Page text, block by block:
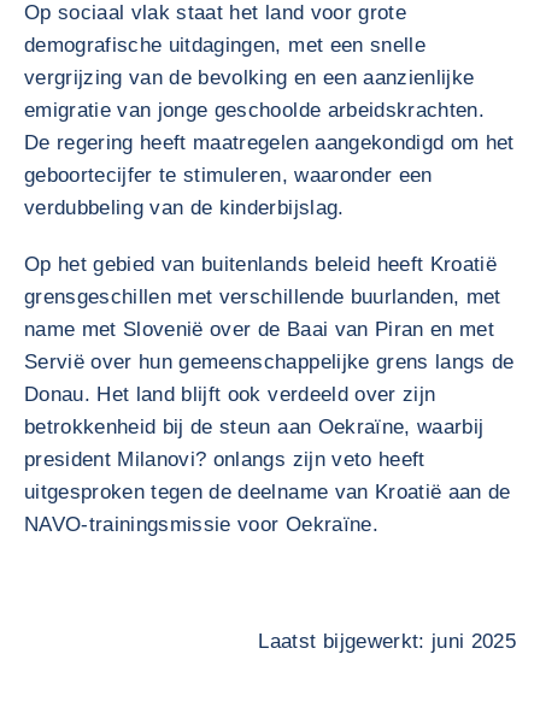
Op sociaal vlak staat het land voor grote
demografische uitdagingen, met een snelle
vergrijzing van de bevolking en een aanzienlijke
emigratie van jonge geschoolde arbeidskrachten.
De regering heeft maatregelen aangekondigd om het
geboortecijfer te stimuleren, waaronder een
verdubbeling van de kinderbijslag.
Op het gebied van buitenlands beleid heeft Kroatië
grensgeschillen met verschillende buurlanden, met
name met Slovenië over de Baai van Piran en met
Servië over hun gemeenschappelijke grens langs de
Donau. Het land blijft ook verdeeld over zijn
betrokkenheid bij de steun aan Oekraïne, waarbij
president Milanovi? onlangs zijn veto heeft
uitgesproken tegen de deelname van Kroatië aan de
NAVO-trainingsmissie voor Oekraïne.
Laatst bijgewerkt: juni 2025